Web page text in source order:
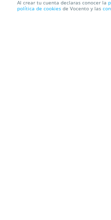
Entrada para HANS
Al crear tu cuenta declaras conocer la
política de cookies de Vocento y las